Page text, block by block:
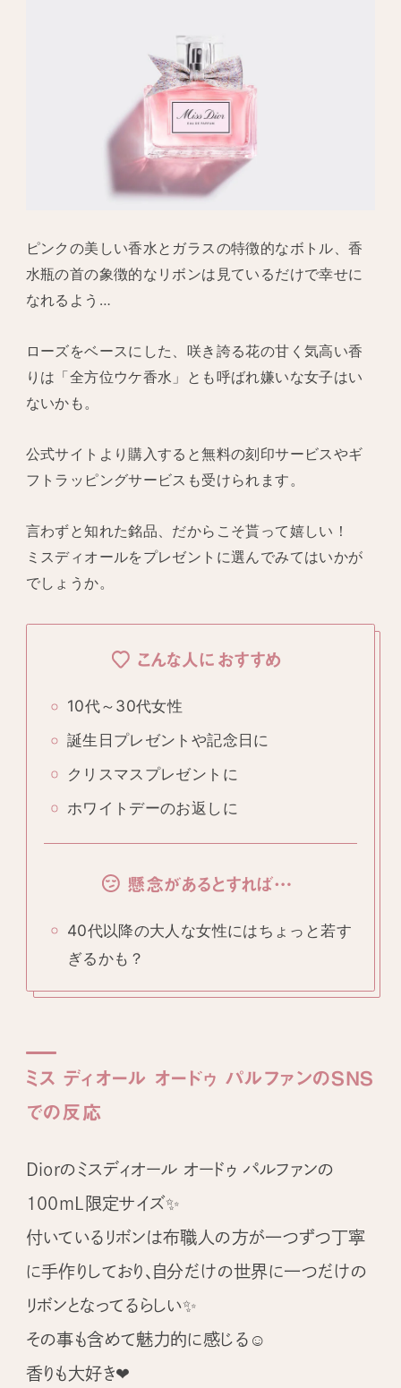
ピンクの美しい香水とガラスの特徴的なボトル、香
水瓶の首の象徴的なリボンは見ているだけで幸せに
なれるよう…
ローズをベースにした、咲き誇る花の甘く気高い香
りは「全方位ウケ香水」とも呼ばれ嫌いな女子はい
ないかも。
公式サイトより購入すると無料の刻印サービスやギ
フトラッピングサービスも受けられます。
言わずと知れた銘品、だからこそ貰って嬉しい！
ミスディオールをプレゼントに選んでみてはいかが
でしょうか。
こんな人におすすめ
10代～30代女性
誕生日プレゼントや記念日に
クリスマスプレゼントに
ホワイトデーのお返しに
懸念があるとすれば…
40代以降の大人な女性にはちょっと若す
ぎるかも？
ミス ディオール オードゥ パルファンのSNS
での反応
Diorのミスディオール オードゥ パルファンの
100mL限定サイズ✨
付いているリボンは布職人の方が一つずつ丁寧
に手作りしており、自分だけの世界に一つだけの
リボンとなってるらしい✨
その事も含めて魅力的に感じる☺️
香りも大好き❤